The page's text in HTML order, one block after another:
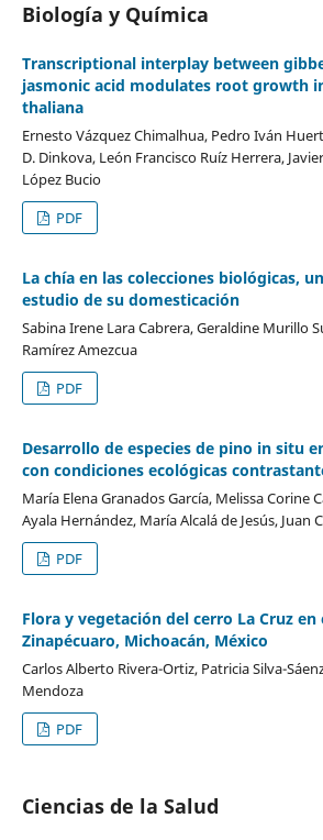
Biología y Química
Transcriptional interplay between
jasmonic acid modulates root growth
thaliana
Ernesto Vázquez Chimalhua, Pedro Iván
D. Dinkova, León Francisco Ruíz Herrera,
López Bucio
PDF
La chía en las colecciones biológicas,
estudio de su domesticación
Sabina Irene Lara Cabrera, Geraldine Murillo
Ramírez Amezcua
PDF
Desarrollo de especies de pino in situ
con condiciones ecológicas
María Elena Granados García, Melissa Corine
Ayala Hernández, María Alcalá de Jesús, Juan
PDF
Flora y vegetación del cerro La Cruz
Zinapécuaro, Michoacán, México
Carlos Alberto Rivera-Ortiz, Patricia Silva-
Mendoza
PDF
Ciencias de la Salud